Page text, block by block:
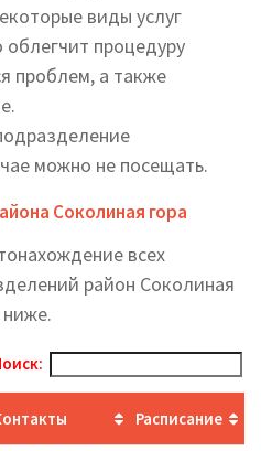
виды услуг
процедуру
проблем, а также
можно не посещать.
Соколиная гора
всех
район Соколиная
Расписание